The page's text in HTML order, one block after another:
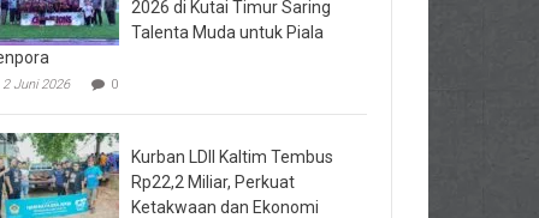
2026 di Kutai Timur Saring
Talenta Muda untuk Piala
2 Juni 2026 0
Kurban LDII Kaltim Tembus
Rp22,2 Miliar, Perkuat
Ketakwaan dan Ekonomi